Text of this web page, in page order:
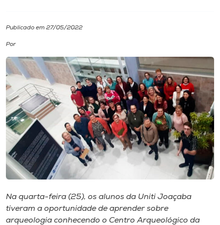
Cultura
CPA
Biblioteca
Editora
Rádio
Unoesc
Publicado em 27/05/2022
Por
Na quarta-feira (25), os alunos da Uniti Joaçaba
tiveram a oportunidade de aprender sobre
arqueologia conhecendo o Centro Arqueológico da